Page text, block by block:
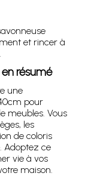
et rincer à
en résumé
une
pour
meubles. Vous
les
de coloris
Adoptez ce
vie à vos
maison.